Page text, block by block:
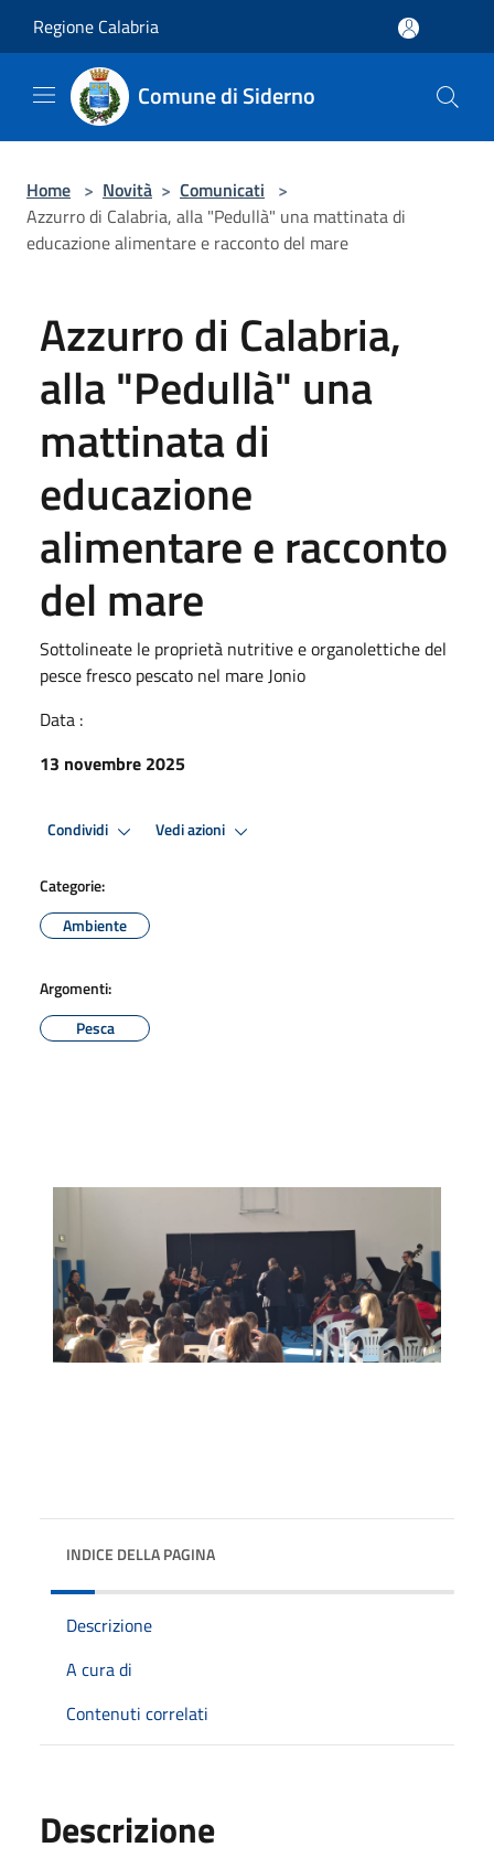
Regione Calabria
Comune di Siderno
Home > Novità > Comunicati >
Azzurro di Calabria, alla "Pedullà" una mattinata di
educazione alimentare e racconto del mare
Azzurro di Calabria,
alla "Pedullà" una
mattinata di
educazione
alimentare e racconto
del mare
Sottolineate le proprietà nutritive e organolettiche del
pesce fresco pescato nel mare Jonio
Data :
13 novembre 2025
Condividi Vedi azioni
Categorie:
Ambiente
Argomenti:
Pesca
INDICE DELLA PAGINA
Descrizione
A cura di
Contenuti correlati
Descrizione